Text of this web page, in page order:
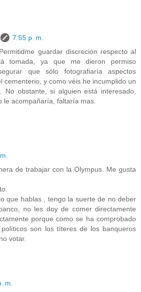
7:55 p. m.
guardar discreción respecto al
tomada, ya que me dieron permiso
que sólo fotografiaría aspectos
cementerio, y como véis he incumplido un
No obstante, si alguien está interesado,
le acompañaría, faltaría mas.
de trabajar con la Olympus. Me gusta
que hablas , tengo la suerte de no deber
no les doy de comer directamente
porque como se ha comprobado
políticos son los títeres de los banqueros
votar.
m.